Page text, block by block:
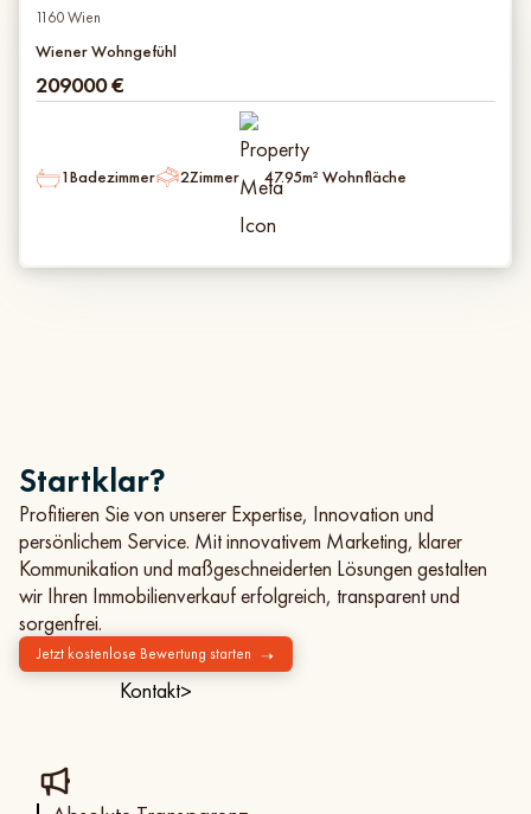
1160 Wien
Wiener Wohngefühl
209000€
1Badezimmer 2Zimmer 47.95m² Wohnfläche
Startklar?
Profitieren Sie von unserer Expertise, Innovation und
persönlichem Service. Mit innovativem Marketing, klarer
Kommunikation und maßgeschneiderten Lösungen gestalten
wir Ihren Immobilienverkauf erfolgreich, transparent und
sorgenfrei.
Jetzt kostenlose Bewertung starten ➝
Kontakt>